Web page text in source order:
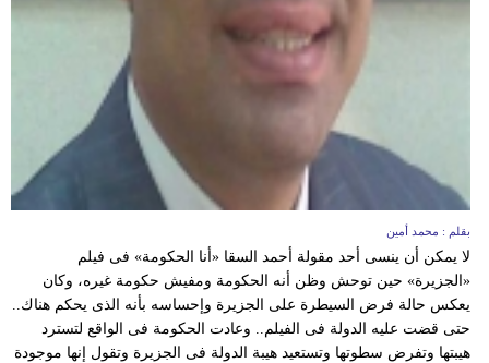
بقلم : محمد أمين
لا يمكن أن ينسى أحد مقولة أحمد السقا «أنا الحكومة» فى فيلم
«الجزيرة» حين توحش وظن أنه الحكومة ومفيش حكومة غيره، وكان
يعكس حالة فرض السيطرة على الجزيرة وإحساسه بأنه الذى يحكم هناك..
حتى قضت عليه الدولة فى الفيلم.. وعادت الحكومة فى الواقع لتسترد
هيبتها وتفرض سطوتها وتستعيد هيبة الدولة فى الجزيرة وتقول إنها موجودة